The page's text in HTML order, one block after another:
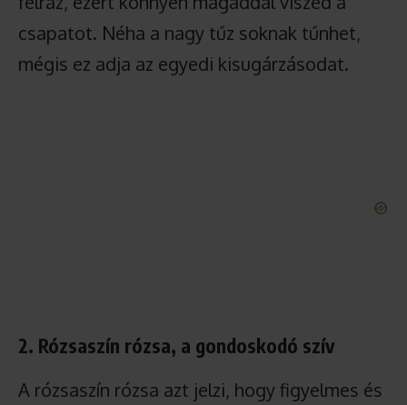
csapatot. Néha a nagy tűz soknak tűnhet,
mégis ez adja az egyedi kisugárzásodat.
2. Rózsaszín rózsa, a gondoskodó szív
A rózsaszín rózsa azt jelzi, hogy figyelmes és